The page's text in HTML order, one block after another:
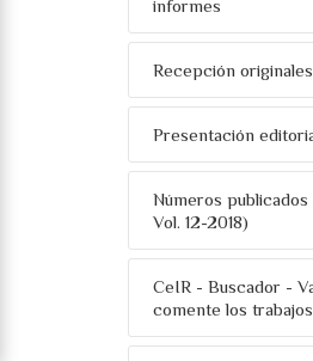
informes
Recepción originales
Presentación
Números publicados
Vol. 12-2018)
CeIR - Buscador -
comente los